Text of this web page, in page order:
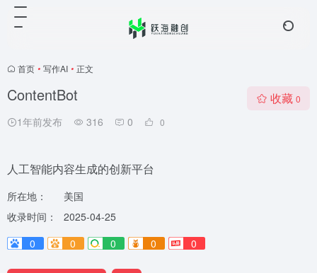
首页 • 写作AI • 正文
ContentBot
1年前发布 316 0 0
收藏 0
人工智能内容生成的创新平台
所在地：
美国
收录时间：
2025-04-25
0
0 0 0 0